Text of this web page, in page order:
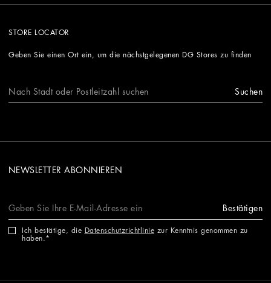
STORE LOCATOR
Geben Sie einen Ort ein, um die nächstgelegenen DG Stores zu finden
Suchen
NEWSLETTER ABONNIEREN
Bestätigen
Ich bestätige, die Datenschutzrichtlinie zur Kenntnis genommen zu
haben.